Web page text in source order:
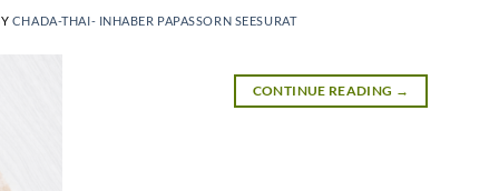
CHADA-THAI- INHABER PAPASSORN SEESURAT
CONTINUE READING →